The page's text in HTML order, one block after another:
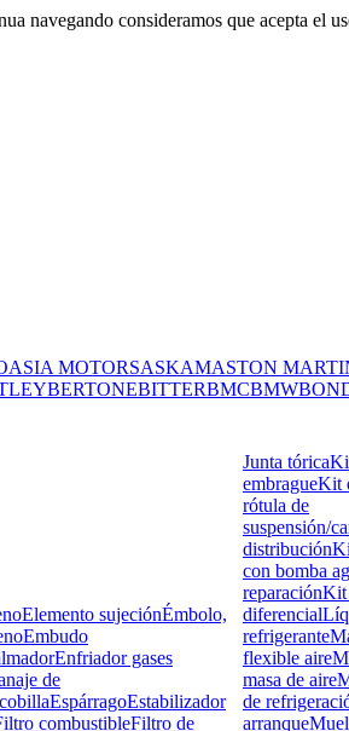
navegando consideramos que acepta el
ASIA MOTORSASKAMASTON
BERTONEBITTERBMCBMW
Elemento sujeciónÉmbolo,
Embudo
Enfriador gases
de
EspárragoEstabilizador
combustibleFiltro de
Junta tórica
embragueKit
rótula de
suspensión/
distribución
con bomba
reparaciónKit
diferencial
refrigerante
flexible aire
masa de aire
de
arranque